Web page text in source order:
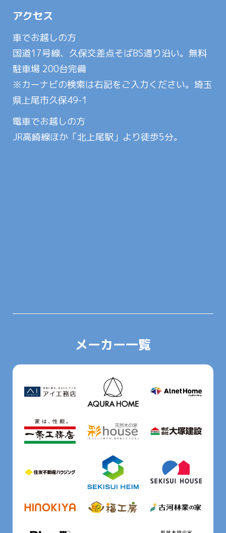
アクセス
車でお越しの方
国道17号線、久保交差点そばBS通り沿い。無料
駐車場 200台完備
※カーナビの検索は右記をご入力ください。埼玉
県上尾市久保49-1
電車でお越しの方
JR高崎線ほか「北上尾駅」より徒歩5分。
メーカー一覧